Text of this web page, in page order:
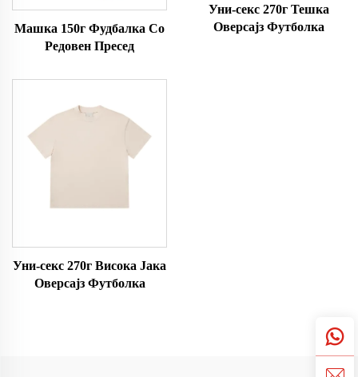
Машка 150г Фудбалка Со
Редовен Пресед
Уни-секс 270г Тешка
Оверсајз Футболка
Уни-секс 270г Висока Јака
Оверсајз Футболка